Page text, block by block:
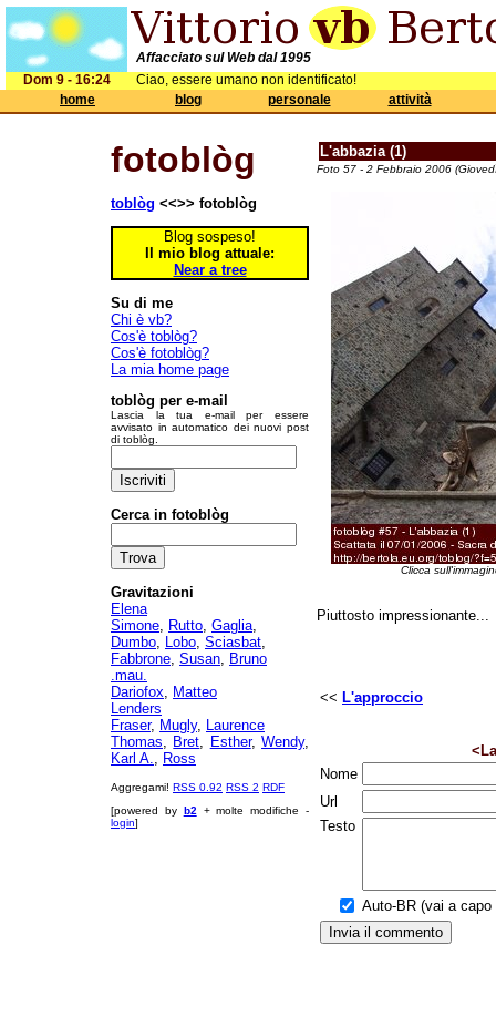
Affacciato sul Web dal 1995
Dom 9 - 16:24
Ciao, essere umano non identificato!
home
blog personale attività
fotoblòg
toblòg <<>> fotoblòg
Blog sospeso!
Il mio blog attuale:
Near a tree
Su di me
Chi è vb?
Cos'è toblòg?
Cos'è fotoblòg?
La mia home page
toblòg per e-mail
Lascia la tua e-mail per essere
avvisato in automatico dei nuovi post
di toblòg.
Cerca in fotoblòg
Gravitazioni
Elena
Simone, Rutto, Gaglia,
Dumbo, Lobo, Sciasbat,
Fabbrone, Susan, Bruno
.mau.
Dariofox, Matteo
Lenders
Fraser, Mugly, Laurence
Thomas, Bret, Esther,Wendy,
Karl A., Ross
Aggregami! RSS 0.92 RSS 2 RDF
[powered by b2 + molte modifiche -
login]
L'abbazia (1)
Foto 57 - 2 Febbraio 2006
Clicca
Piuttosto impressionante...
<< L'approccio
Nome
Url
Testo
Auto-BR (vai a capo